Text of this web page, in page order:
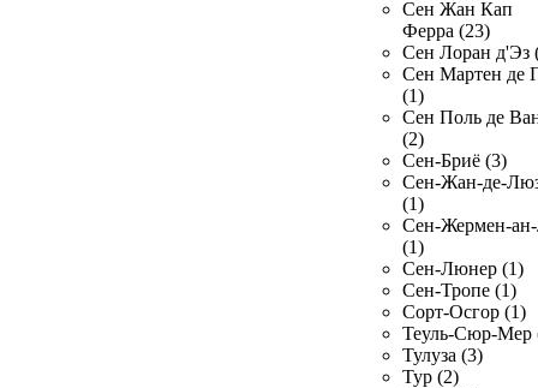
Сен Жан Кап
Ферра (23)
Сен Лоран д'Эз
Сен Мартен де
(1)
Сен Поль де
(2)
Сен-Бриё (3)
Сен-Жан-де-
(1)
Сен-Жермен-
(1)
Сен-Люнер (1)
Сен-Тропе (1)
Сорт-Осгор (1)
Теуль-Сюр-Мер
Тулуза (3)
Тур (2)